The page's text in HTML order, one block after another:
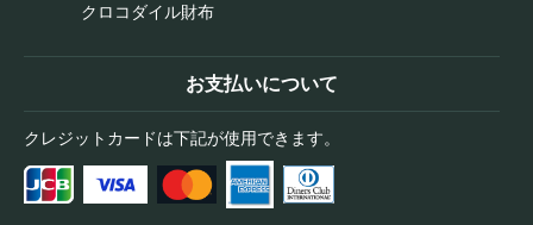
クロコダイル財布
お支払いについて
クレジットカードは下記が使用できます。